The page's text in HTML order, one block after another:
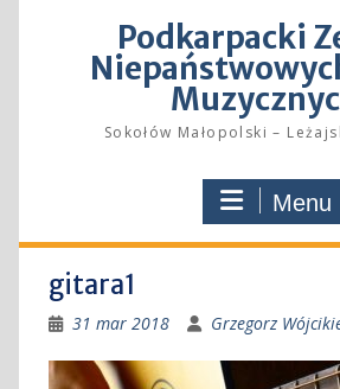
Podkarpacki
Sokołów Małopolski –
Menu
gitara1
31 mar 2018 Grzegorz